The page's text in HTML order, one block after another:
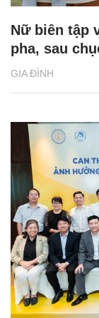
GIA ĐÌNH
Nữ biên tập
pha, sau